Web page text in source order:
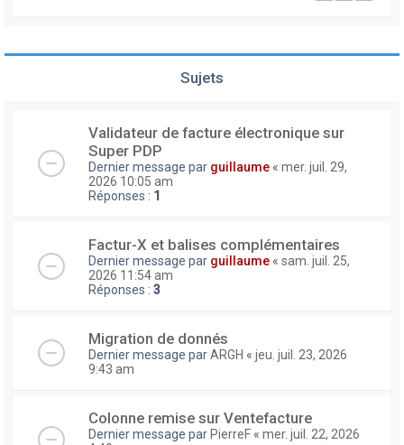
Sujets
Validateur de facture électronique sur
Super PDP
Dernier message par guillaume « mer. juil. 29,
2026 10:05 am
Réponses : 1
Factur-X et balises complémentaires
Dernier message par guillaume « sam. juil. 25,
2026 11:54 am
Réponses : 3
Migration de donnés
Dernier message parARGH « jeu. juil. 23, 2026
9:43 am
Colonne remise sur Ventefacture
Dernier message par PierreF « mer. juil. 22, 2026